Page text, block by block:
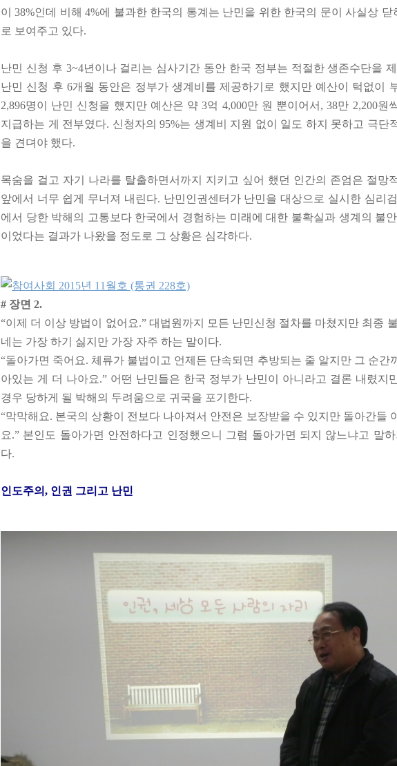
이 38%인데 비해 4%에 불과한 한국의 통계는 난민을 위한 한국의 문이 사실상
로 보여주고 있다.
난민 신청 후 3~4년이나 걸리는 심사기간 동안 한국 정부는 적절한 생존수단을
난민 신청 후 6개월 동안은 정부가 생계비를 제공하기로 했지만 예산이 턱없이
2,896명이 난민 신청을 했지만 예산은 약 3억 4,000만 원 뿐이어서, 38만 2,200원
지급하는 게 전부였다. 신청자의 95%는 생계비 지원 없이 일도 하지 못하고 극단
을 견뎌야 했다.
목숨을 걸고 자기 나라를 탈출하면서까지 지키고 싶어 했던 인간의 존엄은 절망
앞에서 너무 쉽게 무너져 내린다. 난민인권센터가 난민을 대상으로 실시한 심리
에서 당한 박해의 고통보다 한국에서 경험하는 미래에 대한 불확실과 생계의 불
이었다는 결과가 나왔을 정도로 그 상황은 심각하다.
# 장면 2.
“이제 더 이상 방법이 없어요.” 대법원까지 모든 난민신청 절차를 마쳤지만 최종
네는 가장 하기 싫지만 가장 자주 하는 말이다.
“돌아가면 죽어요. 체류가 불법이고 언제든 단속되면 추방되는 줄 알지만 그 순간
아있는 게 더 나아요.” 어떤 난민들은 한국 정부가 난민이 아니라고 결론 내렸지
경우 당하게 될 박해의 두려움으로 귀국을 포기한다.
“막막해요. 본국의 상황이 전보다 나아져서 안전은 보장받을 수 있지만 돌아간들
요.” 본인도 돌아가면 안전하다고 인정했으니 그럼 돌아가면 되지 않느냐고 말
다.
인도주의, 인권 그리고 난민